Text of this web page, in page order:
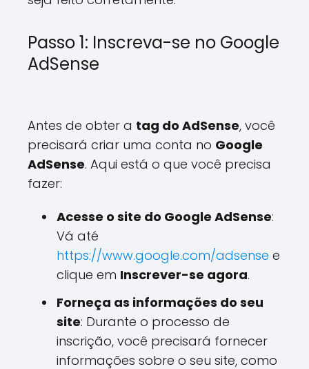
Passo 1: Inscreva-se no Google
AdSense
Antes de obter a tag do AdSense, você
precisará criar uma conta no Google
AdSense. Aqui está o que você precisa
fazer:
Acesse o site do Google AdSense:
Vá até
https://www.google.com/adsense e
clique em Inscrever-se agora.
Forneça as informações do seu
site: Durante o processo de
inscrição, você precisará fornecer
informações sobre o seu site, como